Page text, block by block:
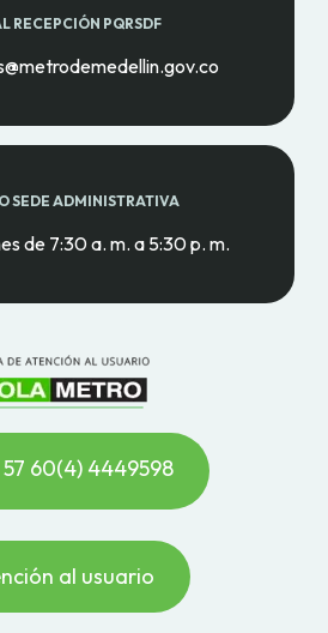
RECEPCIÓN PQRSDF
SEDE ADMINISTRATIVA
de 7:30 a. m. a 5:30 p. m.
57 60(4) 4449598
al usuario